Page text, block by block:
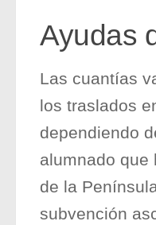
Ayudas
Las cuantías
los traslados
dependiendo
alumnado que
de la
subvención